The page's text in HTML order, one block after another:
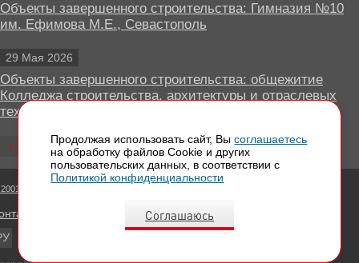
Объекты завершенного строительства: Гимназия №10
им. Ефимова М.Е., Севастополь
29 Мая 2026
Объекты завершенного строительства: общежитие
Колледжа строительства, архитектуры и отраслевых
технологий, Липецк
Все новости
- 2026 Вентилируемые фасады КРАСПАН
информация
Продолжая использовать сайт, Высоглашаетесь
на обработку файлов Сookie и других
пользовательских данных, в соответствии с
Политикой конфиденциальности
Соглашаюсь